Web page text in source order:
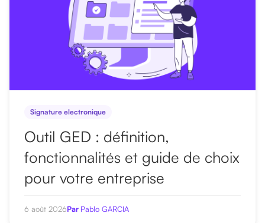
Signature electronique
Outil GED : définition,
fonctionnalités et guide de choix
pour votre entreprise
6 août 2026Par Pablo GARCIA